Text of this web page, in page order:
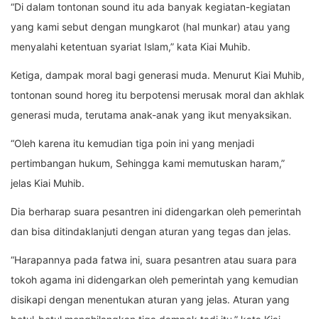
“Di dalam tontonan sound itu ada banyak kegiatan-kegiatan
yang kami sebut dengan mungkarot (hal munkar) atau yang
menyalahi ketentuan syariat Islam,” kata Kiai Muhib.
Ketiga, dampak moral bagi generasi muda. Menurut Kiai Muhib,
tontonan sound horeg itu berpotensi merusak moral dan akhlak
generasi muda, terutama anak-anak yang ikut menyaksikan.
“Oleh karena itu kemudian tiga poin ini yang menjadi
pertimbangan hukum, Sehingga kami memutuskan haram,”
jelas Kiai Muhib.
Dia berharap suara pesantren ini didengarkan oleh pemerintah
dan bisa ditindaklanjuti dengan aturan yang tegas dan jelas.
“Harapannya pada fatwa ini, suara pesantren atau suara para
tokoh agama ini didengarkan oleh pemerintah yang kemudian
disikapi dengan menentukan aturan yang jelas. Aturan yang